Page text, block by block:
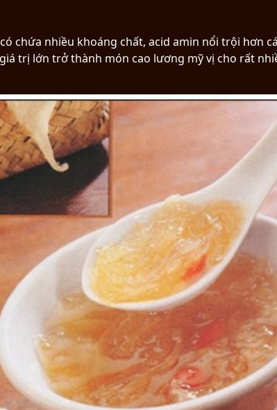
chứa nhiều khoáng chất, acid amin nổi trội hơn
trị lớn trở thành món cao lương mỹ vị cho rất